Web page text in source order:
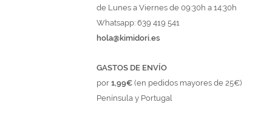
de Lunes a Viernes de 09:30h a 14:30h
Whatsapp: 639 419 541
hola@kimidori.es
GASTOS DE ENVÍO
por1,99€(en pedidos mayores de 25€)
Península y Portugal